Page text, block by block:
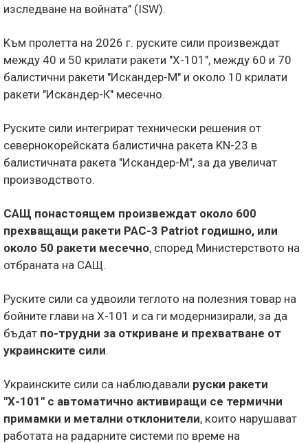
изследване на войната" (ISW).
Kъм пролетта на 2026 г. руските сили произвеждат
между 40 и 50 крилати ракети "Х-101", между 60 и 70
балистични ракети "Искандер-М" и около 10 крилати
ракети "Искандер-К" месечно.
Руските сили интегрират технически решения от
севернокорейската балистична ракета KN-23 в
балистичната ракета "Искандер-М", за да увеличат
производството.
САЩ понастоящем произвеждат около 600
прехващащи ракети PAC-3 Patriot годишно, или
около 50 ракети месечно, според Министерството на
отбраната на САЩ.
Руските сили са удвоили теглото на полезния товар на
бойните глави на Х-101 и са ги модернизирали, за да
бъдат по-трудни за откриване и прехватване от
украинските сили.
Украинските сили са наблюдавали руски ракети
"Х-101" с автоматично активиращи се термични
примамки и метални отклонители, които нарушават
работата на радарните системи по време на